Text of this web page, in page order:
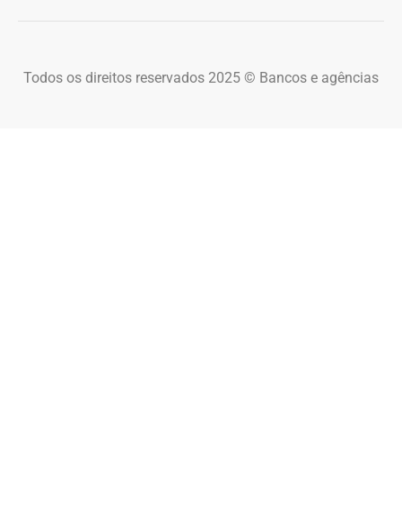
Todos os direitos reservados 2025 © Bancos e agências